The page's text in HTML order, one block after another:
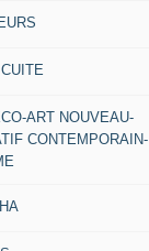
ART NOUVEAU-
CONTEMPORAIN-